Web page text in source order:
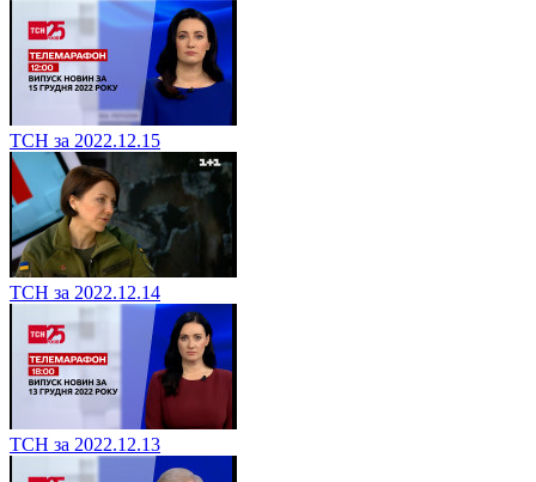
ТСН за 2022.12.15
ТСН за 2022.12.14
ТСН за 2022.12.13